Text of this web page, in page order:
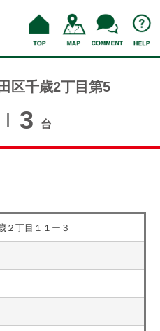
区千歳2丁目第5
3 台
２丁目１１ー３